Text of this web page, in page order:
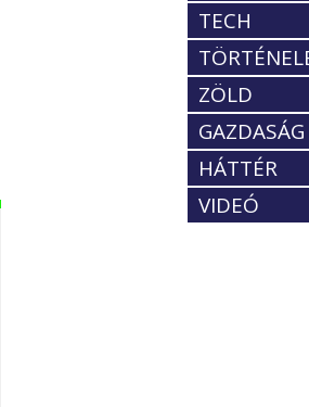
TECH
ZÖLD
GAZDASÁG
HÁTTÉR
VIDEÓ